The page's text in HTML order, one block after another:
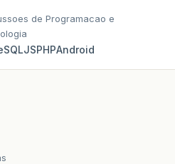
de Programacao e
SQLJSPHPAndroid